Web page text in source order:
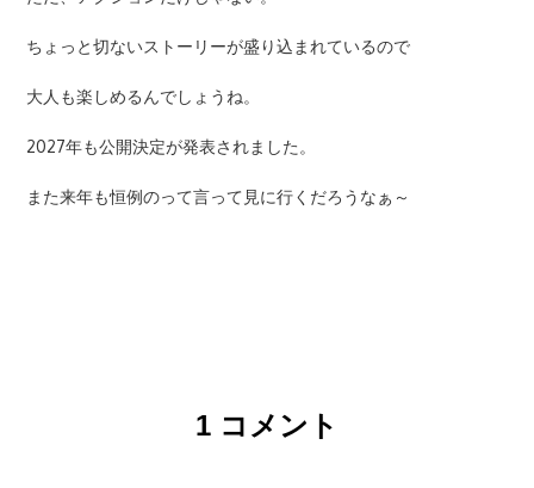
1 コメント